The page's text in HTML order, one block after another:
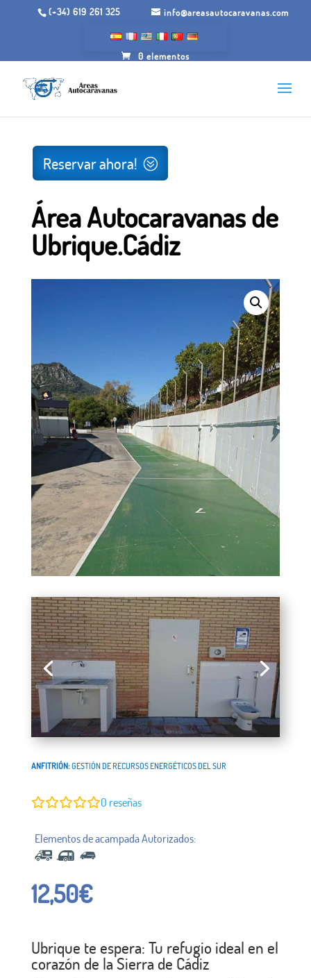
(+34) 619 261 325 info@areasautocaravanas.com
0 elementos
Autocaravanas de Ubrique.Cádiz
Reservar ahora!
Área Autocaravanas de
Ubrique.Cádiz
ANFITRIÓN:GESTIÓN DE RECURSOS ENERGÉTICOS DEL SUR
0 reseñas
12,50€
Ubrique te espera: Tu refugio ideal en el
corazón de la Sierra de Cádiz